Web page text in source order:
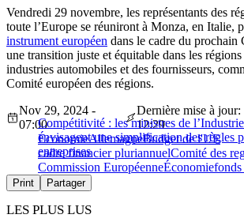
Vendredi 29 novembre, les représentants des
toute l’Europe se réuniront à Monza, en Italie,
instrument européen dans le cadre du prochain
une transition juste et équitable dans les
industries automobiles et des fournisseurs,
Comité européen des régions.
Compétitivité : les ministres de
envisagent une simplification des règles
entreprises
Nov 29, 2024 -
07:00
Dernière mise à
12:29
ÉconomieAllemagneBudget de l'UE
cadre financier pluriannuelComité des
Commission EuropéenneÉconomiefonds
Print Partager
LES PLUS LUS